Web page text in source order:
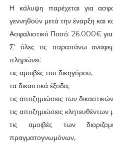
Η κάλυψη παρέχεται για
γεννηθούν μετά την έναρξη και
Ασφαλιστικό Ποσό: 26.000€
Σ' όλες τις παραπάνω
πληρώνει:
τις αμοιβές του δικηγόρου,
τα δικαστικά έξοδα,
τις αποζημιώσεις των
τις αποζημιώσεις
τις αμοιβές των
πραγματογνωμόνων,